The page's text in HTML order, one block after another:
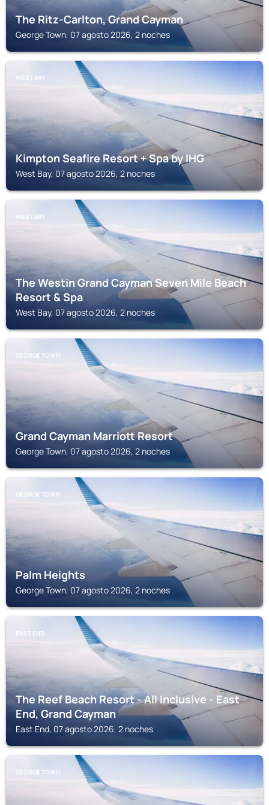
The Ritz-Carlton, Grand Cayman
George Town, 07 agosto 2026, 2 noches
WEST BAY
Kimpton Seafire Resort + Spa by IHG
West Bay, 07 agosto 2026, 2 noches
WEST BAY
The Westin Grand Cayman Seven Mile Beach
Resort & Spa
West Bay, 07 agosto 2026, 2 noches
GEORGE TOWN
Grand Cayman Marriott Resort
George Town, 07 agosto 2026, 2 noches
GEORGE TOWN
Palm Heights
George Town, 07 agosto 2026, 2 noches
EAST END
The Reef Beach Resort - All Inclusive - East
End, Grand Cayman
East End, 07 agosto 2026, 2 noches
GEORGE TOWN